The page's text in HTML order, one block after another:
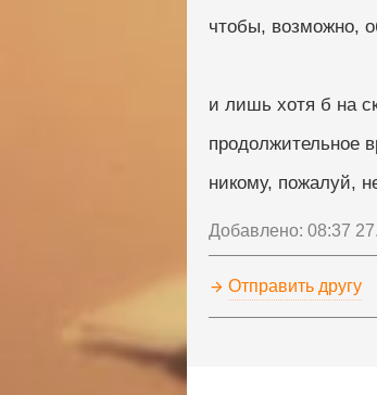
чтобы, возможно,
и лишь хотя б на
продолжительное
никому, пожалуй,
Добавлено: 08:37
Отправить другу